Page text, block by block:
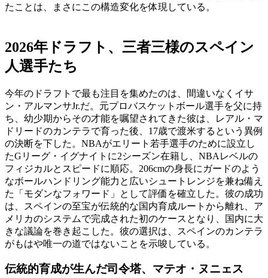
たことは、まさにこの構造変化を体現している。
2026年ドラフト、三者三様のスペイン
人選手たち
今年のドラフトで最も注目を集めたのは、間違いなくイサ
ン・アルマンサJr.だ。元プロバスケットボール選手を父に持
ち、幼少期からその才能を嘱望されてきた彼は、レアル・マ
ドリードのカンテラで育った後、17歳で渡米するという異例
の決断を下した。NBAがエリート若手選手のために設立し
たGリーグ・イグナイトに2シーズン在籍し、NBAレベルの
フィジカルとスピードに順応。206cmの身長にガードのよう
なボールハンドリング能力と広いシュートレンジを兼ね備え
た「モダンなフォワード」として評価を確立した。彼の成功
は、スペインの至宝が伝統的な国内育成ルートから離れ、ア
メリカのシステムで完成された初のケースとなり、国内に大
きな議論を巻き起こした。彼の選択は、スペインのカンテラ
がもはや唯一の道ではないことを示唆している。
伝統的育成が生んだ司令塔、マテオ・ヌニェス